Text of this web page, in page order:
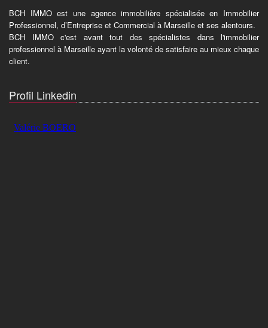
BCH IMMO est une agence immobilière spécialisée en Immobilier
Professionnel, d’Entreprise et Commercial à Marseille et ses alentours.
BCH IMMO c'est avant tout des spécialistes dans l'immobilier
professionnel à Marseille ayant la volonté de satisfaire au mieux chaque
client.
Profil Linkedin